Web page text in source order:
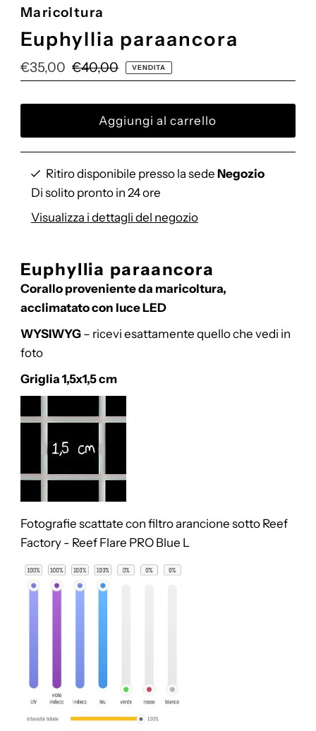
Maricoltura
Euphyllia paraancora
Prezzo
di
vendita
€35,00 Prezzo
di
listino
€40,00 VENDITA
Ritiro disponibile presso la sede Negozio
Di solito pronto in 24 ore
Visualizza i dettagli del negozio
Euphyllia paraancora
Corallo proveniente da maricoltura,
acclimatato con luce LED
WYSIWYG– ricevi esattamente quello che vedi in
foto
Griglia 1,5x1,5 cm
Fotografie scattate con filtro arancione sotto Reef
Factory - Reef Flare PRO Blue L